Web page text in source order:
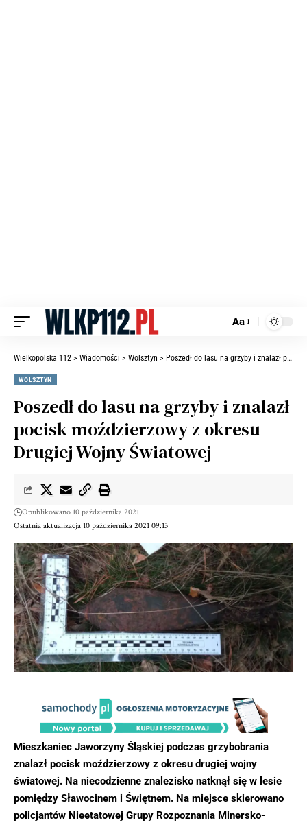
Aa
Wielkopolska 112 > Wiadomości > Wolsztyn > Poszedł do lasu na grzyby i znalazł pocisk moździerzowy z okresu Drugiej Wojny Światowej
WOLSZTYN
Poszedł do lasu na grzyby i znalazł
pocisk moździerzowy z okresu
Drugiej Wojny Światowej
Ostatnia aktualizacja 10 października 2021 09:13
Opublikowano 10 października 2021
Mieszkaniec Jaworzyny Śląskiej podczas grzybobrania
znalazł pocisk moździerzowy z okresu drugiej wojny
światowej. Na niecodzienne znalezisko natknął się w lesie
pomiędzy Sławocinem i Świętnem. Na miejsce skierowano
policjantów Nieetatowej Grupy Rozpoznania Minersko-